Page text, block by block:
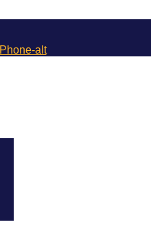
Phone-alt